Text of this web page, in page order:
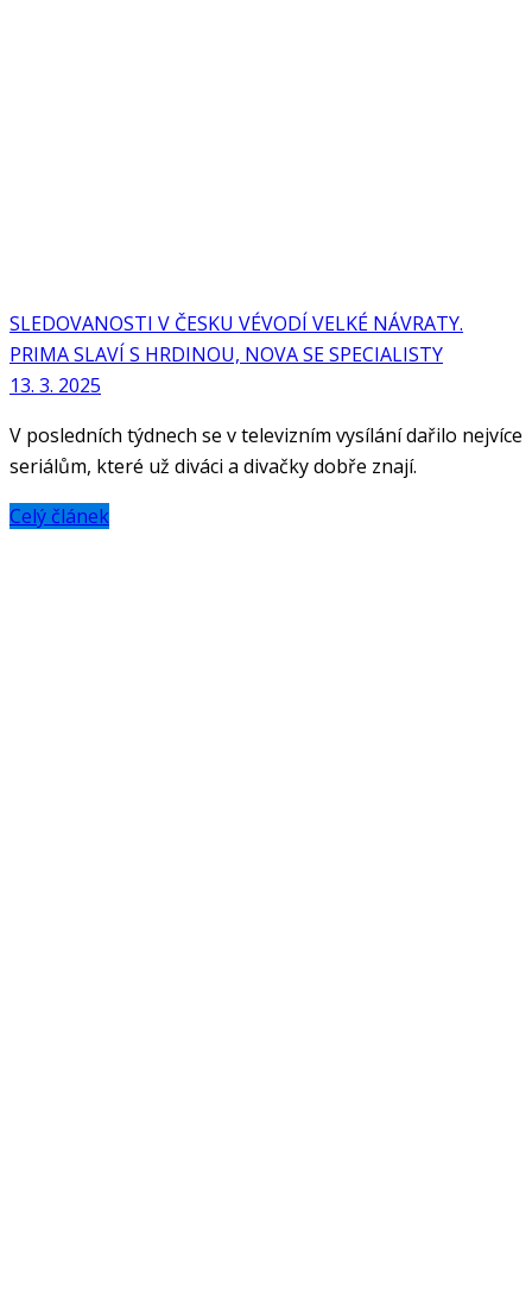
SLEDOVANOSTI V ČESKU VÉVODÍ VELKÉ NÁVRATY.
PRIMA SLAVÍ S HRDINOU, NOVA SE SPECIALISTY
13. 3. 2025
V posledních týdnech se v televizním vysílání dařilo nejvíce
seriálům, které už diváci a divačky dobře znají.
Celý článek